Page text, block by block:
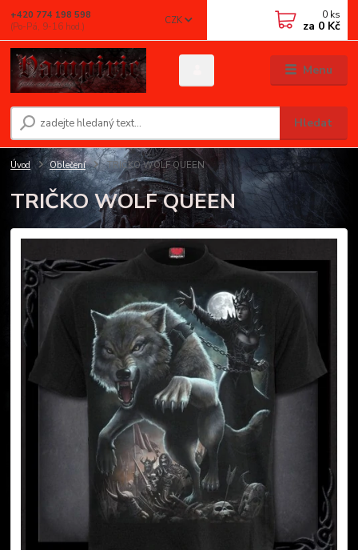
Menu
CZK
Hledat
+420 774 198 598
(Po-Pá, 9-16 hod.)
0 ks
za 0 Kč
Úvod Oblečení TRIČKO WOLF QUEEN
TRIČKO WOLF QUEEN